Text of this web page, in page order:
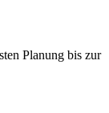
Planung bis zur